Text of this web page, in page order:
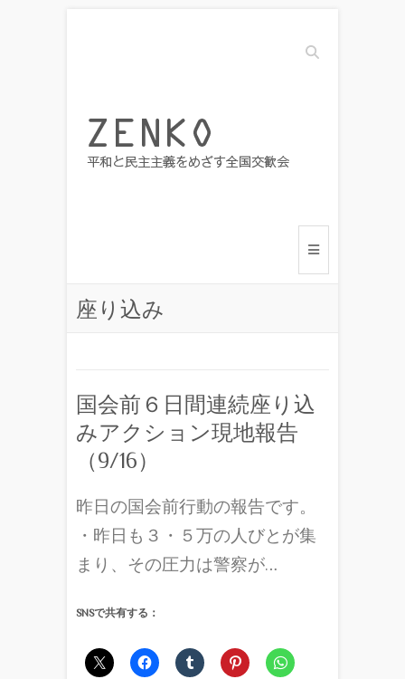
Search
座り込み
国会前６日間連続座り込
みアクション現地報告
（9/16）
昨日の国会前行動の報告です。
・昨日も３・５万の人びとが集
まり、その圧力は警察が…
SNSで共有する：